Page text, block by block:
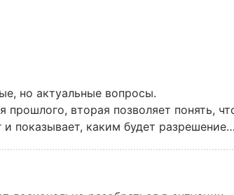
но актуальные вопросы.
вторая позволяет понять,
показывает, каким будет разрешение